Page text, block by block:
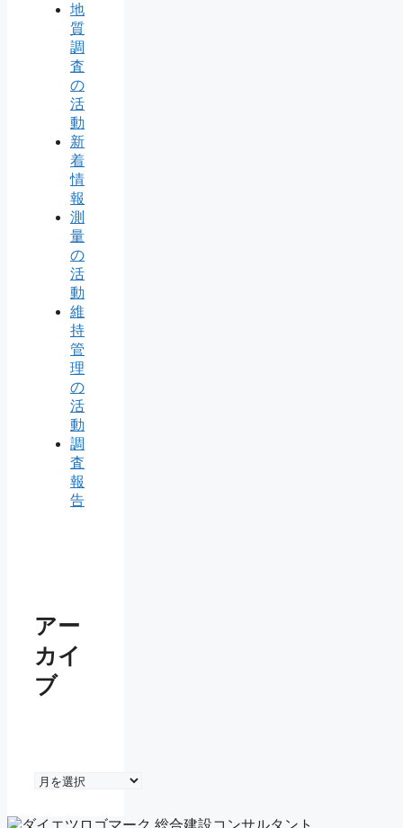
地
質
調
査
の
活
動
新
着
情
報
測
量
の
活
動
維
持
管
理
の
活
動
調
査
報
告
アー
カイ
ブ
ア
カ